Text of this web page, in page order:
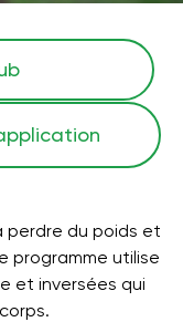
perdre du poids et
programme utilise
et inversées qui